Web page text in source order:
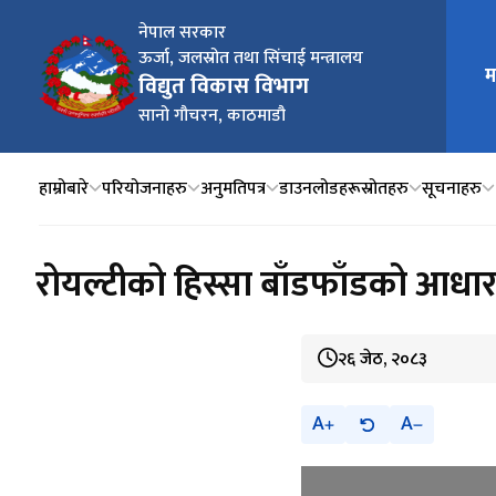
नेपाल सरकार
ऊर्जा, जलस्रोत तथा सिंचाई मन्त्रालय
विद्युत विकास विभाग
सानो गौचरन, काठमाडौ
मुख्य
हाम्रोबारे परियोजनाहरु अनुमतिपत्र डाउनलोडहरूस्रोतहरु सूचनाहरु
रोयल्टीको हिस्सा बाँडफाँडको
२६ जेठ, २०८३
A A